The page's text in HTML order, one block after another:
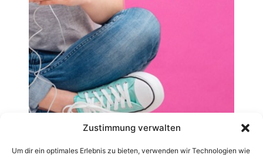
Zustimmung verwalten
Um dir ein optimales Erlebnis zu bieten, verwenden wir Technologien wie